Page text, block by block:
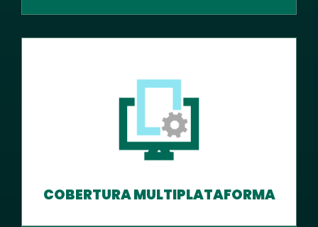
COBERTURA MULTIPLATAFORMA